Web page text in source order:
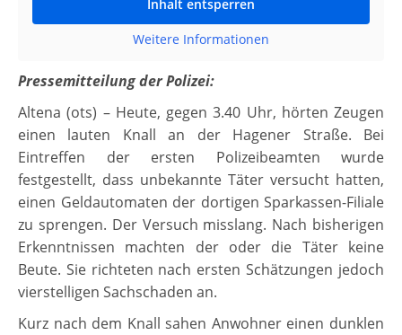
Inhalt entsperren
Weitere Informationen
Pressemitteilung der Polizei:
Altena (ots) – Heute, gegen 3.40 Uhr, hörten Zeugen
einen lauten Knall an der Hagener Straße. Bei
Eintreffen der ersten Polizeibeamten wurde
festgestellt, dass unbekannte Täter versucht hatten,
einen Geldautomaten der dortigen Sparkassen-Filiale
zu sprengen. Der Versuch misslang. Nach bisherigen
Erkenntnissen machten der oder die Täter keine
Beute. Sie richteten nach ersten Schätzungen jedoch
vierstelligen Sachschaden an.
Kurz nach dem Knall sahen Anwohner einen dunklen